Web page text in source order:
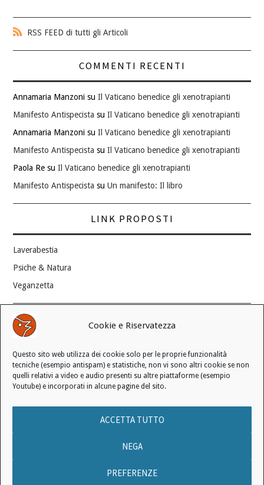
Cookie e Riservatezza
Questo sito web utilizza dei cookie solo per le proprie funzionalità
tecniche (esempio antispam) e statistiche, non vi sono altri cookie se non
quelli relativi a video e audio presenti su altre piattaforme (esempio
Youtube) e incorporati in alcune pagine del sito.
ACCETTA TUTTO
NEGA
PREFERENZE
RSS FEED di tutti gli Articoli
COMMENTI RECENTI
Annamaria Manzoni suIl Vaticano benedice gli xenotrapianti
Manifesto Antispecista suIl Vaticano benedice gli xenotrapianti
Annamaria Manzoni suIl Vaticano benedice gli xenotrapianti
Manifesto Antispecista suIl Vaticano benedice gli xenotrapianti
Paola Re suIl Vaticano benedice gli xenotrapianti
Manifesto Antispecista suUn manifesto: Il libro
LINK PROPOSTI
Laverabestia
Psiche & Natura
Veganzetta
Modifica consenso ai cookie
REVOCA IL TUO CONSENSO
Stato attuale: Negato
INFORMATIVA SUI COOKIE|